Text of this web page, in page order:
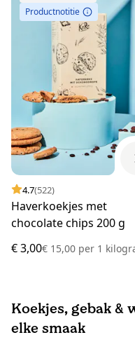
Productnotitie
4.7(522)
Haverkoekjes met
chocolate chips 200 g
€ 3,00€ 15,00 per 1
Koekjes, gebak &
elke smaak